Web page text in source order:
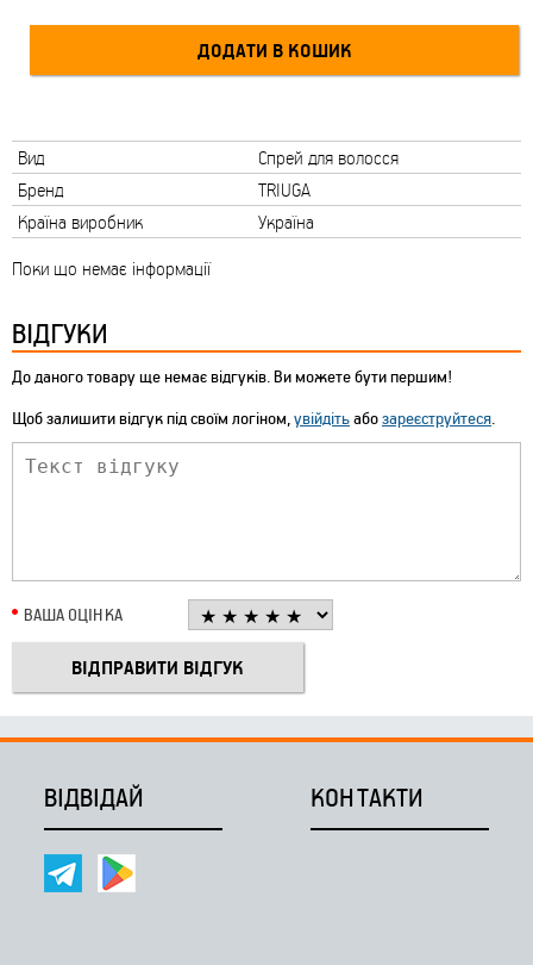
Вид
Спрей для волосся
Бренд
TRIUGA
Країна виробник
Україна
Поки що немає інформації
ВІДГУКИ
До даного товару ще немає відгуків. Ви можете бути першим!
Щоб залишити відгук під своїм логіном,увійдітьабозареєструйтеся.
ВАША ОЦІНКА
ВІДВІДАЙ КОНТАКТИ